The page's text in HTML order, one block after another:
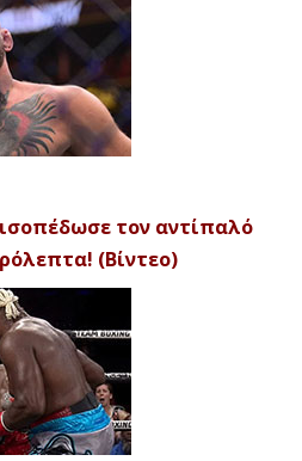
τον αντίπαλό
(Βίντεο)